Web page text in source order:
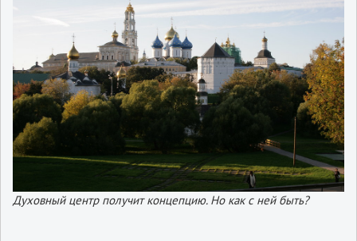
Духовный центр получит концепцию. Но как с ней быть?